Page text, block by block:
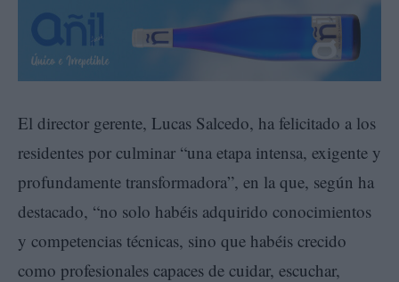
El director gerente, Lucas Salcedo, ha felicitado a los
residentes por culminar “una etapa intensa, exigente y
profundamente transformadora”, en la que, según ha
destacado, “no solo habéis adquirido conocimientos
y competencias técnicas, sino que habéis crecido
como profesionales capaces de cuidar, escuchar,